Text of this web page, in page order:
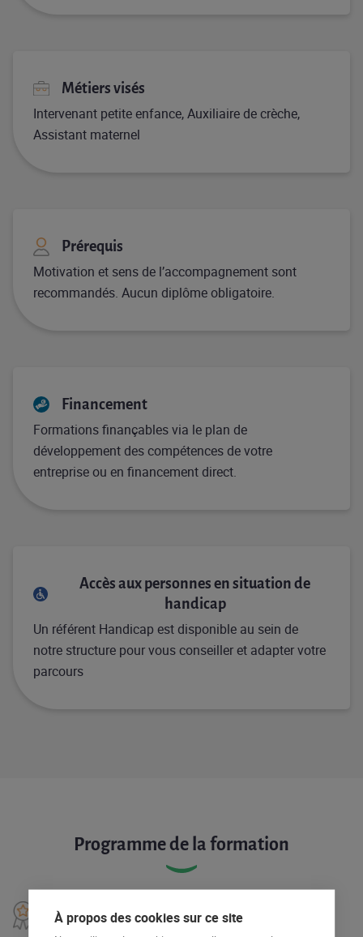
Métiers visés
Intervenant petite enfance, Auxiliaire de crèche,
Assistant maternel
Prérequis
Motivation et sens de l’accompagnement sont
recommandés. Aucun diplôme obligatoire.
Financement
Formations finançables via le plan de
développement des compétences de votre
entreprise ou en financement direct.
Accès aux personnes en situation de
handicap
Un référent Handicap est disponible au sein de
notre structure pour vous conseiller et adapter votre
parcours
Programme de la formation
Programme
À propos des cookies sur ce site